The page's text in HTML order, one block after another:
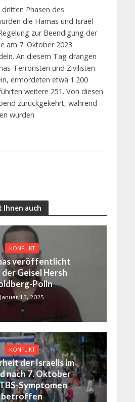
Phasen des
die Hamas und Israel
zur Beendigung der
am 7. Oktober 2023
An diesem Tag drangen
Terroristen und Zivilisten
ermordeten etwa 1.200
weitere 251. Von diesen
zurückgekehrt, während
wurden.
auch
KONFLIKT
veröffentlicht
Geisel Hersh
Polin
Januar 15, 2025
KONFLIKT
der Israelis im
nach 7. Oktober
Symptomen
betroffen